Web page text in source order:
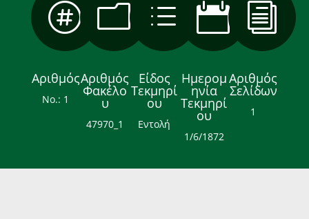

Αριθμός
Νο.: 1
m
Αριθμός
Φακέλο
υ
47970_1
d
Είδος
Τεκμηρί
ου
Εντολή

Ημερομ
ηνία
Τεκμηρί
ου
1/6/1872
i
Αριθμός
Σελίδων
1